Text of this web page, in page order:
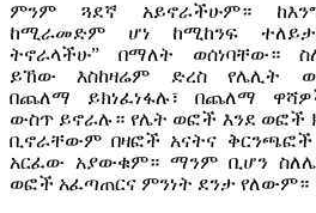
ምንም ጓደኛ አይኖራችሁም።
ከሚራመድም ሆነ ከሚከንፍ
ትኖራላችሁ” በማለት ወሰነባቸው።
ይኸው እስከዛሬም ድረስ የሌሊት
በጨለማ ይክነፈነፋሉ፣ በጨለማ
ውስጥ ይኖራሉ። የሌት ወፎች እንደ ወፎች
ቢኖራቸውም በዛፎች አናትና ቅርንጫፎች
አርፈው አያውቁም። ማንም ቢሆን
ወፎች አፈጣጠርና ምንነት ደንታ የለውም።